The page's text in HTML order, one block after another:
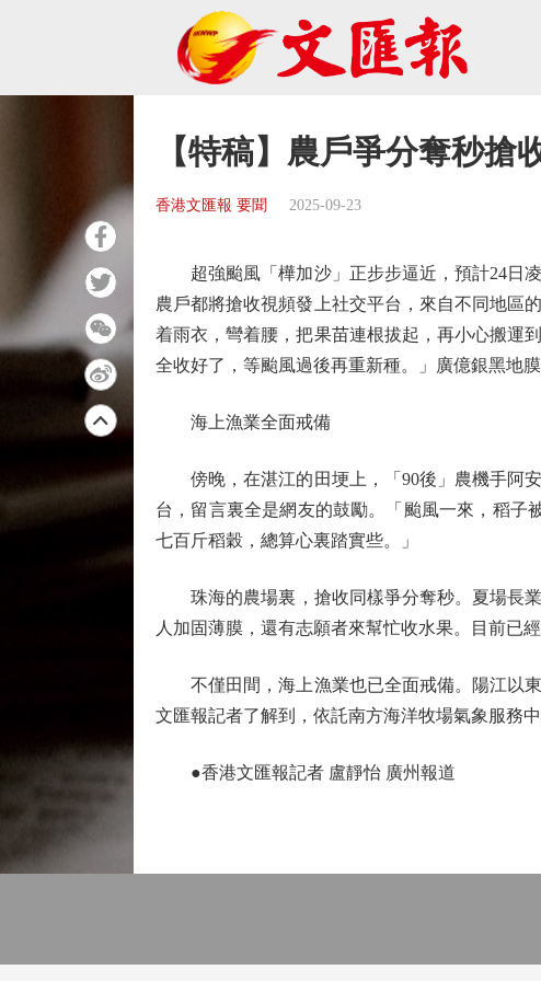
【特稿】農戶爭分奪秒搶
香港文匯報 要聞 2025-09-23
超強颱風「樺加沙」正步步逼近，預計24日凌
農戶都將搶收視頻發上社交平台，來自不同地區
着雨衣，彎着腰，把果苗連根拔起，再小心搬運
全收好了，等颱風過後再重新種。」廣億銀黑地
海上漁業全面戒備
傍晚，在湛江的田埂上，「90後」農機手阿安
台，留言裏全是網友的鼓勵。「颱風一來，稻子
七百斤稻穀，總算心裏踏實些。」
珠海的農場裏，搶收同樣爭分奪秒。夏場長業
人加固薄膜，還有志願者來幫忙收水果。目前已
不僅田間，海上漁業也已全面戒備。陽江以東
文匯報記者了解到，依託南方海洋牧場氣象服務
●香港文匯報記者 盧靜怡 廣州報道